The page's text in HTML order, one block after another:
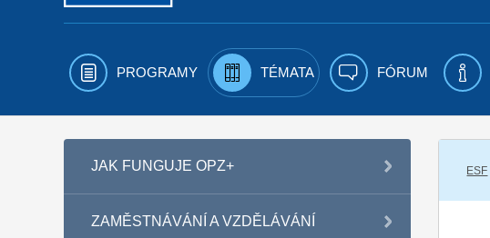
PROGRAMY TÉMATA FÓRUM
JAK FUNGUJE OPZ+
ZAMĚSTNÁVÁNÍ A VZDĚLÁVÁNÍ
ESF